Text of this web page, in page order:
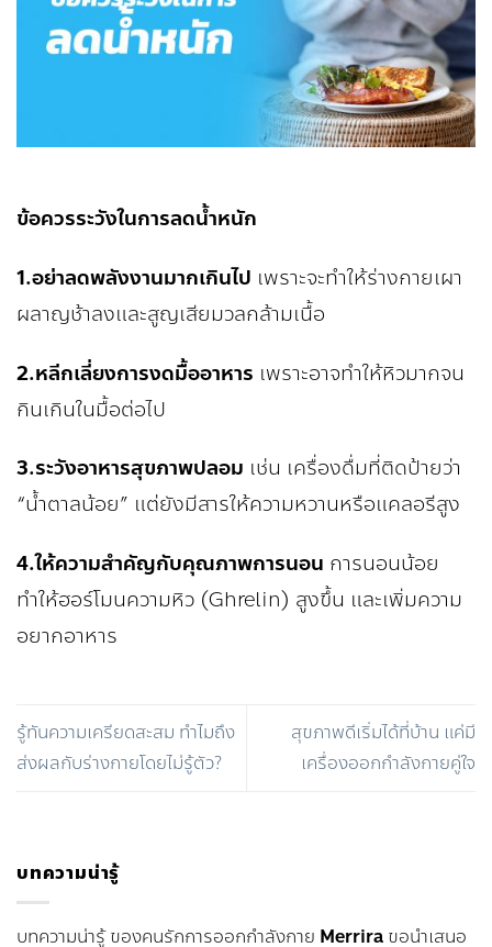
ข้อควรระวังในการลดน้ำหนัก
1.อย่าลดพลังงานมากเกินไป เพราะจะทำให้ร่างกายเผา
ผลาญช้าลงและสูญเสียมวลกล้ามเนื้อ
2.หลีกเลี่ยงการงดมื้ออาหาร เพราะอาจทำให้หิวมากจน
กินเกินในมื้อต่อไป
3.ระวังอาหารสุขภาพปลอม เช่น เครื่องดื่มที่ติดป้ายว่า
“น้ำตาลน้อย” แต่ยังมีสารให้ความหวานหรือแคลอรีสูง
4.ให้ความสำคัญกับคุณภาพการนอน การนอนน้อย
ทำให้ฮอร์โมนความหิว (Ghrelin) สูงขึ้น และเพิ่มความ
อยากอาหาร
รู้ทันความเครียดสะสม ทำไมถึง
ส่งผลกับร่างกายโดยไม่รู้ตัว?
สุขภาพดีเริ่มได้ที่บ้าน แค่มี
เครื่องออกกำลังกายคู่ใจ
บทความน่ารู้
บทความน่ารู้ ของคนรักการออกกำลังกาย Merrira ขอนำเสนอ